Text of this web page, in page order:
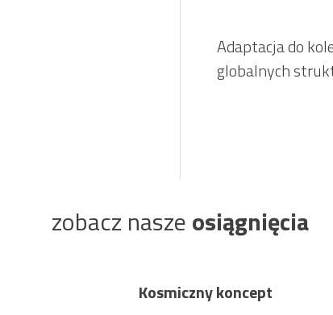
Adaptacja do
globalnych
zobacz naszeosiągnięcia
Kosmiczny koncept